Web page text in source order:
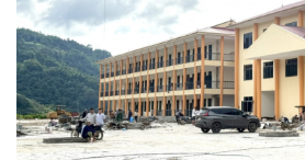
Văn hóa
Sân khấu - Điện ảnh
Văn học
Âm nhạc
Di sản
Giải
Nghệ
Thời
Sao